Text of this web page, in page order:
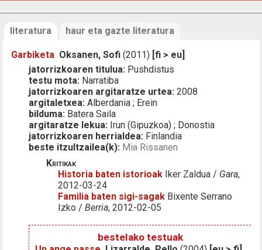
literatura haur eta gazte literatura
Garbiketa Oksanen, Sofi (2011) [fi > eu]
jatorrizkoaren titulua: Pushdistus
testu mota: Narratiba
jatorrizkoaren argitaratze urtea: 2008
argitaletxea: Alberdania ; Erein
bilduma: Batera Saila
argitaratze lekua: Irun (Gipuzkoa) ; Donostia
jatorrizkoaren herrialdea: Finlandia
beste itzultzailea(k): Mia Rissanen
Kritikak
Historia baten istorioak Iker Zaldua / Gara,
2012-03-24
Familia baten sigi-sagak Bixente Serrano
Izko /Berria, 2012-02-05
bestelako testuak